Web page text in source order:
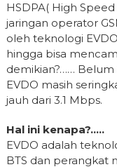
HSDPA( High
jaringan operator
oleh teknologi
hingga bisa
demikian?……
EVDO masih
jauh dari 3.1 Mbps.
Hal ini kenapa?…..
EVDO adalah
BTS dan perangkat